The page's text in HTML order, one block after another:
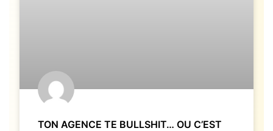
TON AGENCE TE BULLSHIT… OU C’EST